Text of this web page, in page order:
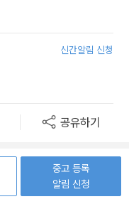
신간알림 신청
공유하기
중고 등록
알림 신청